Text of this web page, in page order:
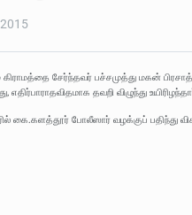
சேர்ந்தவர் பச்சமுத்து மகன் பிரசாத்
தவறி விழுந்து
கை.களத்தூர் போலீஸார் வழக்குப் பதிந்து